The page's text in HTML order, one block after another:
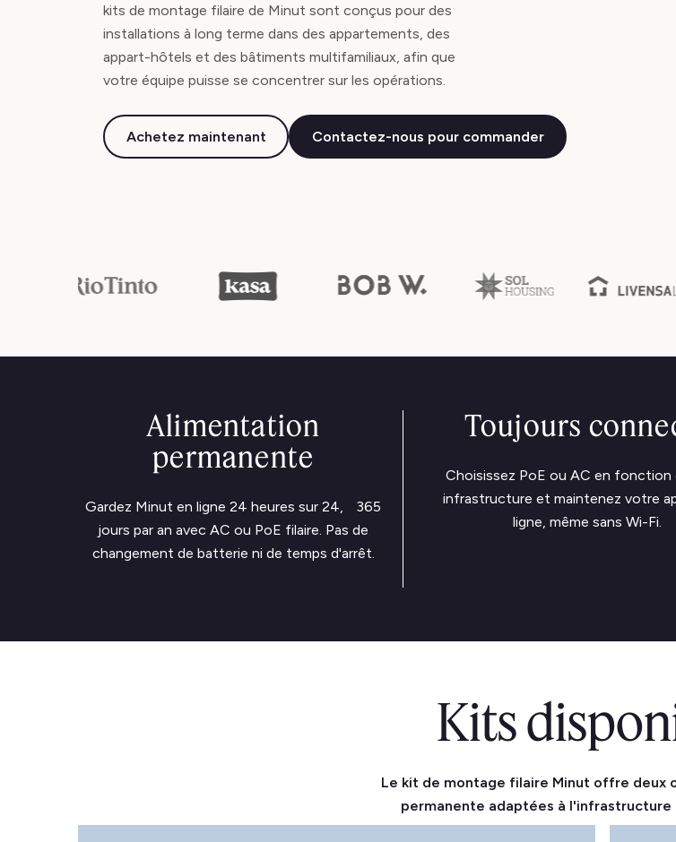
kits de montage filaire de Minut sont conçus pour des
installations à long terme dans des appartements, des
appart-hôtels et des bâtiments multifamiliaux, afin que
votre équipe puisse se concentrer sur les opérations.
Achetez maintenant Contactez-nous pour commander
Alimentation
permanente
Gardez Minut en ligne 24 heures sur 24, 365
jours par an avec AC ou PoE filaire. Pas de
changement de batterie ni de temps d'arrêt.
Toujours
Choisissez PoE ou AC en fonction
infrastructure et maintenez votre
ligne, même sans Wi-Fi.
Kits
Le kit de montage filaire Minut offre deux
permanente adaptées à